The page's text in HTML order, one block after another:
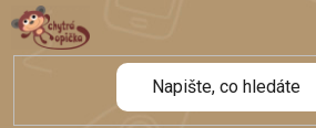
Přejít
na
obsah